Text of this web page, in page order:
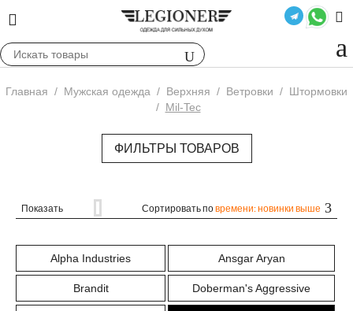
Главная / Мужская одежда / Верхняя / Ветровки / Штормовки
/ Mil-Tec
ФИЛЬТРЫ ТОВАРОВ
Показать Сортировать повремени: новинки выше
Alpha Industries Ansgar Aryan
Brandit Doberman's Aggressive